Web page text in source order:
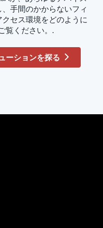
、手間のかからないフィ
セス環境をどのように
覧ください。.
ーションを探る